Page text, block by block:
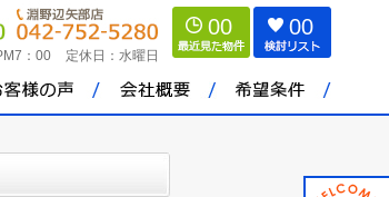
：00 定休日： 水曜日
00 00